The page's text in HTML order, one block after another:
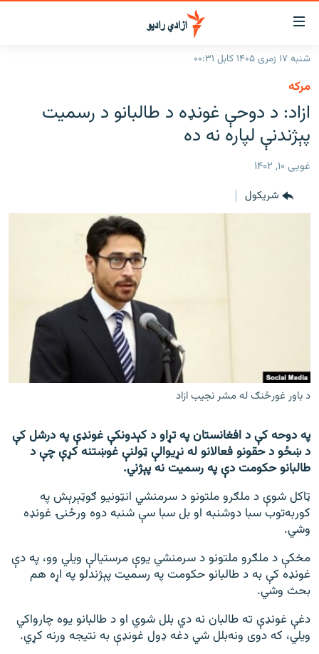
د
لاسرسۍ
وړ
لېنکونه
اصلي
متن
ته
ورتلل
اصلي
ورتلل
راپورونه
افغانستان
نړۍ
خبرونه
افغانستان
د خپرونو جدول
مرکې
اونیزې خپرونې
دري پاڼه
Azadi English
راسره ملګري شئ
د ازادې اروپا/ ازادي راډيو ټولې پاڼې
شنبه ۱۷ زمری ۱۴۰۵ کابل ۰۰:۳۱
مرکه
ازاد: د دوحې غونډه د طالبانو د رسمیت
پېژندنې لپاره نه ده
غویی ۱۰, ۱۴۰۲
شريکول
د باور غورځنګ له مشر نجیب ازاد
په دوحه کې د افغانستان په تړاو د کېدونکې غونډې په درشل کې
د ښځو د حقونو فعالانو له نړیوالې ټولنې غوښتنه کړې چې د
طالبانو حکومت دې په رسمیت نه پېژني.
ټاکل شوې د ملګرو ملتونو د سرمنشي انټونیو ګوټېرېش په
کوربه‌توب سبا دوشنبه او بل سبا سې شنبه دوه ورځنۍ غونډه
وشي.
مخکې د ملګرو ملتونو د سرمنشي یوې مرستیالې ویلي وو، په دې
غونډه کې به د طالبانو حکومت په رسمیت پېژندلو په اړه هم
بحث وشي.
دغې غونډې ته طالبان نه دي بلل شوي او د طالبانو یوه چارواکي
ویلي، که دوی ونه‌بلل شي دغه ډول غونډې به نتیجه ورنه کړي.